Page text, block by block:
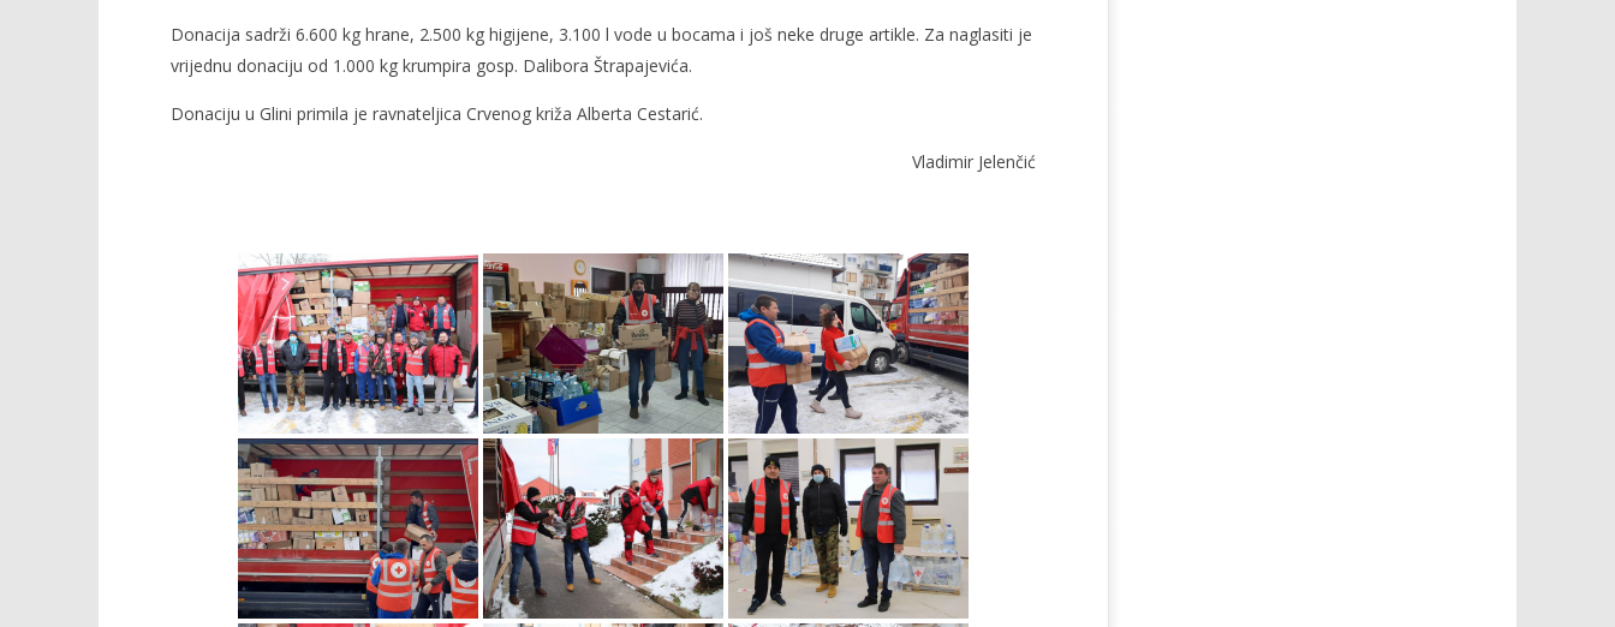
Donacija sadrži 6.600 kg hrane, 2.500 kg higijene, 3.100 l vode u bocama i još neke druge artikle. Za naglasiti je
vrijednu donaciju od 1.000 kg krumpira gosp. Dalibora Štrapajevića.
Donaciju u Glini primila je ravnateljica Crvenog križa Alberta Cestarić.
Vladimir Jelenčić